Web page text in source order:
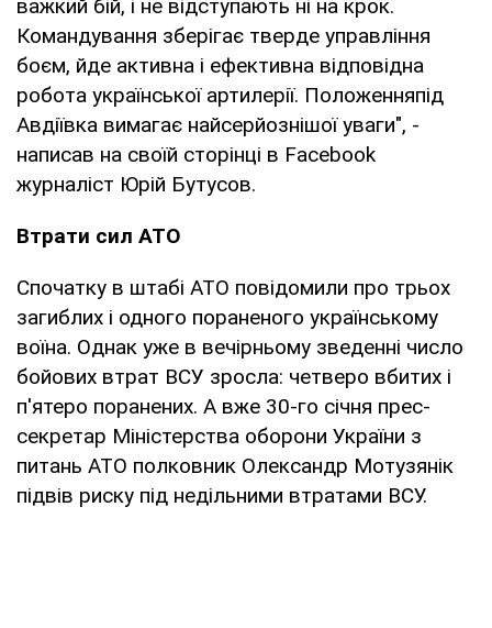
важкий бій, і не відступають ні на крок.
Командування зберігає тверде управління
боєм, йде активна і ефективна відповідна
робота української артилерії. Положенняпід
Авдіївка вимагає найсерйознішої уваги", -
написав на своїй сторінці в Facebook
журналіст Юрій Бутусов.
Втрати сил АТО
Спочатку в штабі АТО повідомили про трьох
загиблих і одного пораненого українському
воїна. Однак уже в вечірньому зведенні число
бойових втрат ВСУ зросла: четверо вбитих і
п'ятеро поранених. А вже 30-го січня прес-
секретар Міністерства оборони України з
питань АТО полковник Олександр Мотузянік
підвів риску під недільними втратами ВСУ.